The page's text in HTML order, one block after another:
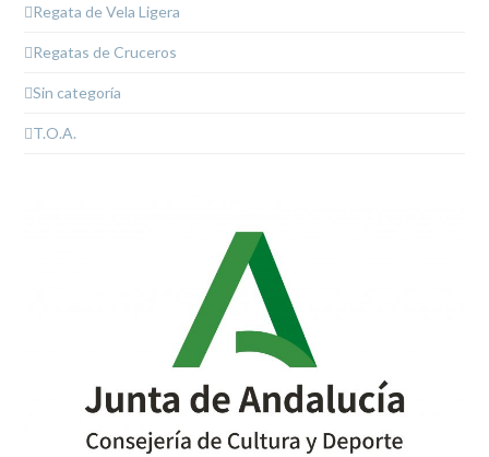
Regata de Vela Ligera
Regatas de Cruceros
Sin categoría
T.O.A.